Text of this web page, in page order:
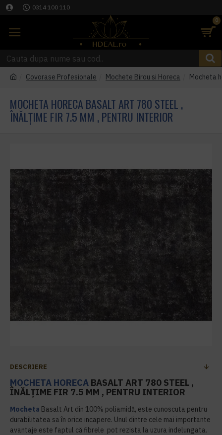
0314 100 110
0
Covorase Profesionale Mochete Birou si Horeca Mocheta
MOCHETA HORECA BASALT ART 780 STEEL ,
ÎNĂLȚIME FIR 7.5 MM , PENTRU INTERIOR
DESCRIERE
MOCHETA HORECA BASALT ART 780 STEEL ,
ÎNĂLȚIME FIR 7.5 MM , PENTRU INTERIOR
Mocheta Basalt Art din 100% poliamidă, este cunoscuta pentru
durabilitatea sa în orice incapere. Unul dintre cele mai importante
avantaje este faptul că fibrele pot rezista la uzura indelungata.